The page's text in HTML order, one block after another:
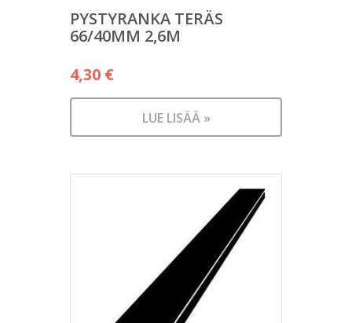
PYSTYRANKA TERÄS
66/40MM 2,6M
4,30 €
LUE LISÄÄ »